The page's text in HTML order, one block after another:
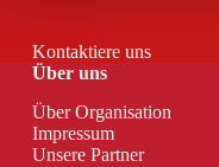
Kontaktiere uns
Über uns
Über Organisation
Impressum
Unsere Partner